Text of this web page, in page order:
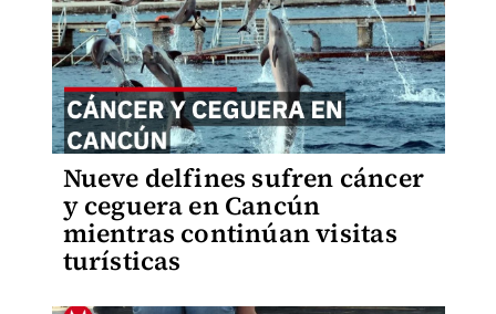
Nueve delfines sufren cáncer
y ceguera en Cancún
mientras continúan visitas
turísticas